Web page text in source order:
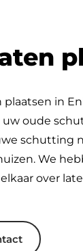
in
uw oude
schutting
We
over